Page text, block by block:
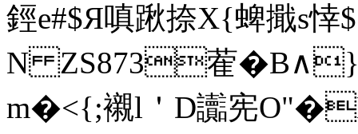
鋞e#$Я嗔踿捺X{蜱擑s悻
N ZS873蒮�B∧}
m�<{;襯l＇D讟宪